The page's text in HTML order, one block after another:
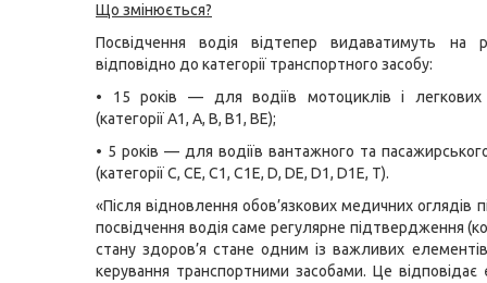
Що змінюється?
Посвідчення водія відтепер видаватимуть на
відповідно до категорії транспортного засобу:
• 15 років — для водіїв мотоциклів і легкових
(категорії А1, А, В, В1, ВЕ);
• 5 років — для водіїв вантажного та
(категорії С, СЕ, С1, С1Е, D, DE, D1, D1Е, Т).
«Після відновлення обов’язкових медичних оглядів
посвідчення водія саме регулярне підтвердження
стану здоров’я стане одним із важливих
керування транспортними засобами. Це відповідає